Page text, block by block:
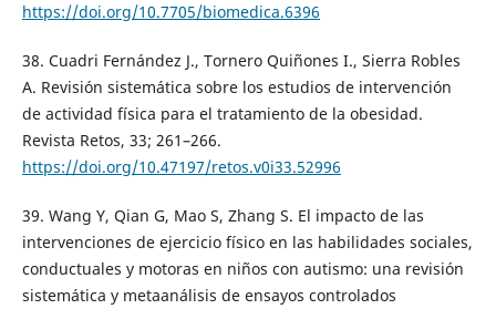
https://doi.org/10.7705/biomedica.6396
38. Cuadri Fernández J., Tornero Quiñones I., Sierra Robles
A. Revisión sistemática sobre los estudios de intervención
de actividad física para el tratamiento de la obesidad.
Revista Retos, 33; 261–266.
https://doi.org/10.47197/retos.v0i33.52996
39. Wang Y, Qian G, Mao S, Zhang S. El impacto de las
intervenciones de ejercicio físico en las habilidades sociales,
conductuales y motoras en niños con autismo: una revisión
sistemática y metaanálisis de ensayos controlados